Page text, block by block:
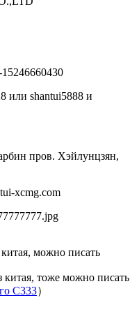
или shantui5888 и
пров. Хэйлунцзян,
xcmg.com
можно писать
китая, тоже можно писать
C333）